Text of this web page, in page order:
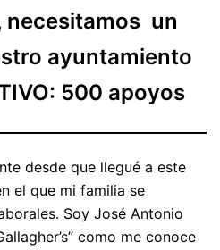
necesitamos un
ayuntamiento
500 apoyos
desde que llegué a este
el que mi familia se
Soy José Antonio
como me conoce